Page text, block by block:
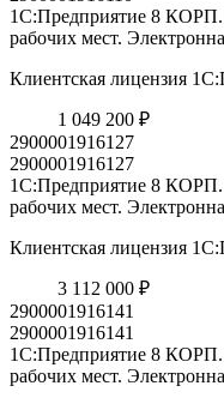
1С:Предприятие 8 КОРП.
рабочих мест.
Клиентская лицензия
1 049 200 ₽
2900001916127
2900001916127
1С:Предприятие 8 КОРП.
рабочих мест.
Клиентская лицензия
3 112 000 ₽
2900001916141
2900001916141
1С:Предприятие 8 КОРП.
рабочих мест.